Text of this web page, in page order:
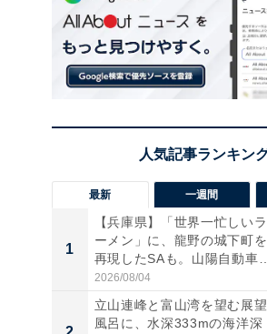
最新 一週間
1
【兵庫県】「世界一忙しいラ
ーメン」に、龍野の城下町を
再現したSAも。山陽自動車
道...
2026/08/04
立山連峰と富山湾を望む展望
風呂に、水深333mの海洋深